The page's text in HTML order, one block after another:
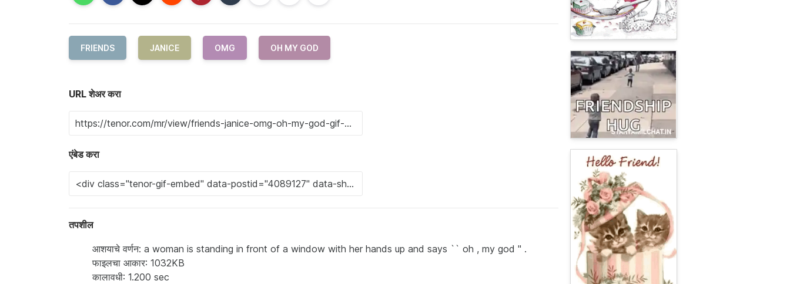
FRIENDS JANICE OMG OH MY GOD
URL शेअर करा
एंबेड करा
तपशील
आशयाचे वर्णन: a woman is standing in front of a window with her hands up and says `` oh , my god '' .
फाइलचा आकार: 1032KB
कालावधी: 1.200 sec